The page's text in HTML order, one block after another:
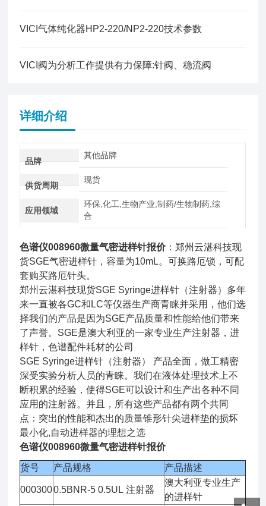
VICI气体纯化器HP2-220/NP2-220技术参数
VICI阀为分析工作提供有力保障:针阀、稳流阀
详细介绍
品牌
其他品牌
供货周期
现货
应用领域
环保,化工,生物产业,制药/生物制药,综
合
色谱仪008960微量气密进样针报价：郑州云湛科技现
货SGE气密进样针，容量为10mL。可换路厄锁，可配
套购买路厄针头。
郑州云湛科技现货SGE Syringe进样针（注射器）多年
来一直被各GC和LC等仪器生产商青睐并采用，他们选
择我们的产品是因为SGE产品质量和性能给他们带来
了声誉。SGE是澳大利亚的一家专业生产注射器，进
样针，色谱配件耗材的公司
SGE Syringe进样针（注射器） 产品全面，做工精密
深受实验分析人员的青睐。我们在液体处理技术上不
断积累的经验，使得SGE可以设计和生产出各种不同
应用的注射器。并且，所有这些产品都有两个共同
点：突出的性能和杰出的质量锥形针尖进样垫的损坏
最小化,自动进样器的理想之选
色谱仪008960微量气密进样针报价
货号 产品规格 产品描述
0003000.5BNR-5 0.5UL 注射器
澳大利亚专业生产
的进样针